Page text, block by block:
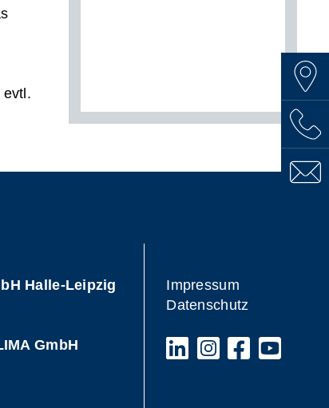
evtl.
Halle-Leipzig
GmbH
Impressum
Datenschutz